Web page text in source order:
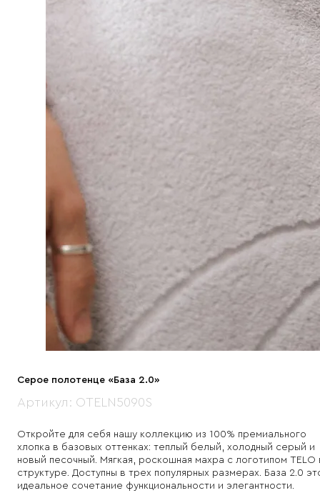
Серое полотенце «База 2.0»
Артикул: OTELN5090S
Откройте для себя нашу коллекцию из 100% премиального
хлопка в базовых оттенках: теплый белый, холодный серый и
новый песочный. Мягкая, роскошная махра с логотипом TELO
структуре. Доступны в трех популярных размерах. База 2.0
идеальное сочетание функциональности и элегантности.